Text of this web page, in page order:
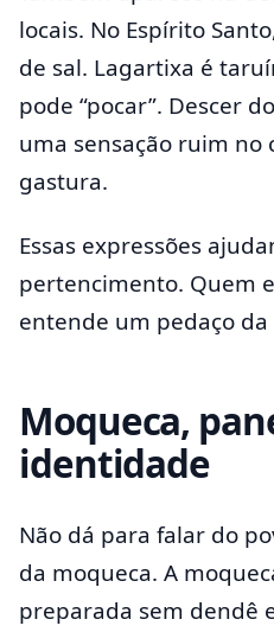
locais. No Espírito
de sal. Lagartixa é
pode “pocar”. Descer
uma sensação ruim no
gastura.
Essas expressões
pertencimento. Quem
entende um pedaço da
Moqueca,
identidade
Não dá para falar do
da moqueca. A
preparada sem dendê